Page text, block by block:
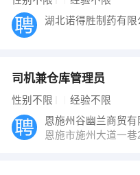
湖北诺得胜制药有限
司机兼仓库管理员
性别不限 经验不限
恩施州谷幽兰商贸有
恩施市施州大道一巷